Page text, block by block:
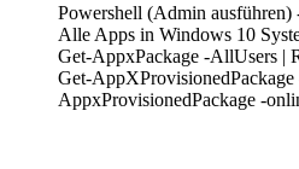
Powershell (Admin ausführen)
Alle Apps in Windows 10
Get-AppxPackage -AllUsers |
Get-
AppxProvisionedPackage -